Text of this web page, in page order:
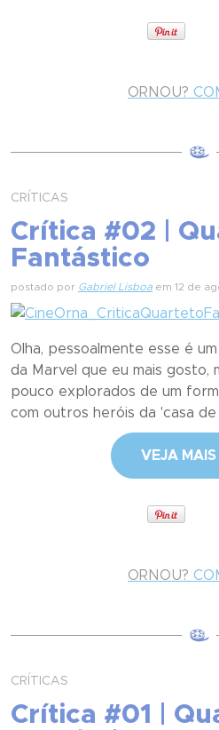
ORNOU?
CRÍTICAS
Crítica #02 |
Fantástico
postado por Gabriel Lisboa em 12 de
Olha, pessoalmente esse é
da Marvel que eu mais gosto,
pouco explorados de um
com outros heróis da 'casa de
VEJA MAIS
ORNOU?
CRÍTICAS
Crítica #01 |